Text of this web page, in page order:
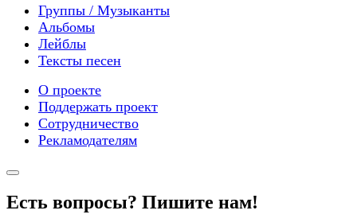
Группы / Музыканты
Альбомы
Лейблы
Тексты песен
О проекте
Поддержать проект
Сотрудничество
Рекламодателям
Есть вопросы? Пишите нам!